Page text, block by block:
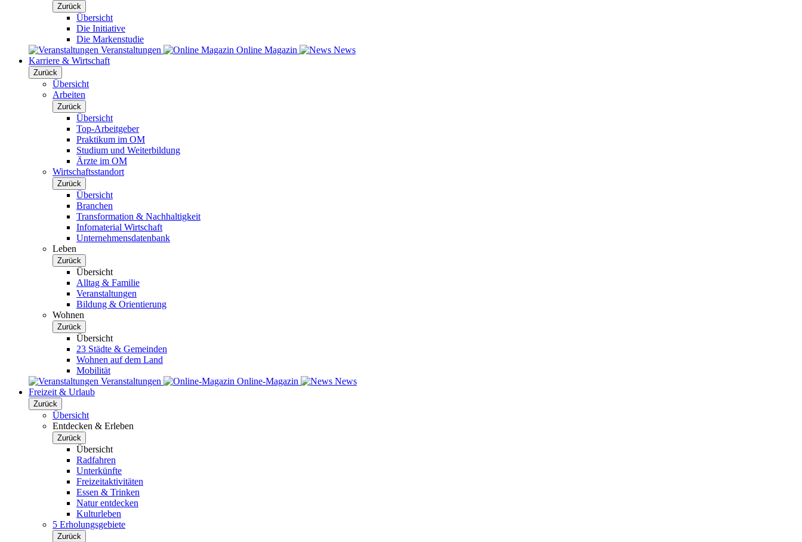
Zurück
Übersicht
Die Initiative
Die Markenstudie
Veranstaltungen
Online Magazin
News
Karriere & Wirtschaft
Zurück
Übersicht
Arbeiten
Zurück
Übersicht
Top-Arbeitgeber
Praktikum im OM
Studium und Weiterbildung
Ärzte im OM
Wirtschaftsstandort
Zurück
Übersicht
Branchen
Transformation & Nachhaltigkeit
Infomaterial Wirtschaft
Unternehmensdatenbank
Leben
Zurück
Übersicht
Alltag & Familie
Veranstaltungen
Bildung & Orientierung
Wohnen
Zurück
Übersicht
23 Städte & Gemeinden
Wohnen auf dem Land
Mobilität
Veranstaltungen
Online-Magazin
News
Freizeit & Urlaub
Zurück
Übersicht
Entdecken & Erleben
Zurück
Übersicht
Radfahren
Unterkünfte
Freizeitaktivitäten
Essen & Trinken
Natur entdecken
Kulturleben
5 Erholungsgebiete
Zurück